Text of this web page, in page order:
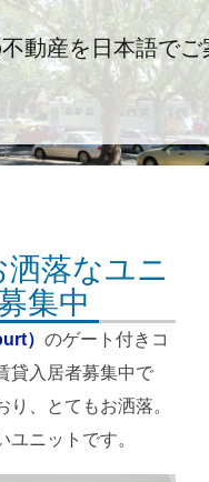
動産を日本語でご
落なユニ
集中
） のゲート付きコ
貸入居者募集中で
、とてもお洒落。
ニットです。